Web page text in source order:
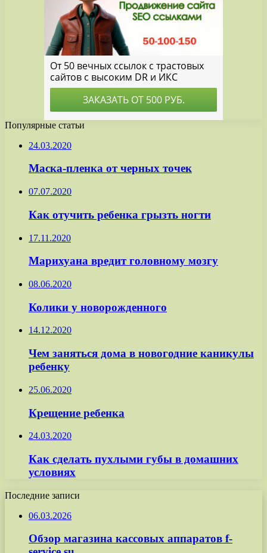
Популярные статьи
24.03.2020
Маска-пленка от черных точек
07.07.2020
Как отучить ребенка грызть ногти
17.11.2020
Марихуана вредит головному мозгу
08.06.2020
Колики у новорожденного
14.12.2020
Чем заняться дома в новогодние каникулы
ребенку
25.06.2020
Крещение ребенка
24.03.2020
Как сделать пухлыми губы в домашних
условиях
Последние записи
06.03.2026
Обзор магазина кассовых аппаратов f-